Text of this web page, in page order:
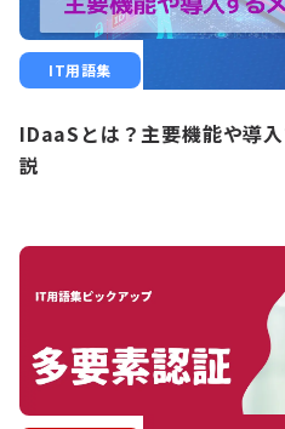
IT用語集
IDaaSとは？主要機能や導
説